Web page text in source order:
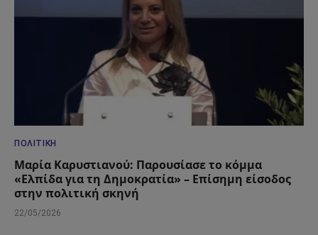
ΠΟΛΙΤΙΚΉ
Μαρία Καρυστιανού: Παρουσίασε το κόμμα
«Ελπίδα για τη Δημοκρατία» – Επίσημη είσοδος
στην πολιτική σκηνή
22/05/2026